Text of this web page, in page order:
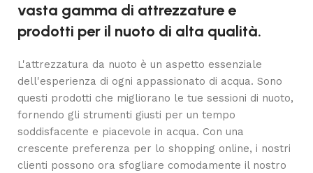
vasta gamma di attrezzature e
prodotti per il nuoto di alta qualità.
L'attrezzatura da nuoto è un aspetto essenziale
dell'esperienza di ogni appassionato di acqua. Sono
questi prodotti che migliorano le tue sessioni di nuoto,
fornendo gli strumenti giusti per un tempo
soddisfacente e piacevole in acqua. Con una
crescente preferenza per lo shopping online, i nostri
clienti possono ora sfogliare comodamente il nostro